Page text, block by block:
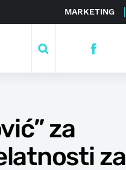
MARKETING
za
za